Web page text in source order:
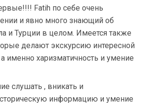
Fatih по себе очень
и явно много знающий об
и Турции в целом. Имеется также
делают экскурсию интересной
именно харизматичность и умение
слушать , вникать и
информацию и умение